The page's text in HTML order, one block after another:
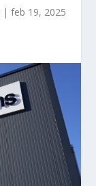
| feb 19, 2025